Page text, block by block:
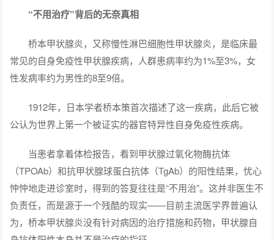
“不用治疗”背后的无奈真相
桥本甲状腺炎，又称慢性淋巴细胞性甲状腺炎，是临床最
常见的自身免疫性甲状腺疾病，人群患病率约为1%至3%，女
性发病率约为男性的8至9倍。
1912年，日本学者桥本策首次描述了这一疾病，此后它被
公认为世界上第一个被证实的器官特异性自身免疫性疾病。
当患者拿着体检报告，看到甲状腺过氧化物酶抗体
（TPOAb）和抗甲状腺球蛋白抗体（TgAb）的阳性结果，忧心
忡忡地走进诊室时，得到的答复往往是“不用治”。这并非医生不
负责任，而是源于一个残酷的现实——目前主流医学界普遍认
为，桥本甲状腺炎没有针对病因的治疗措施和药物，甲状腺自